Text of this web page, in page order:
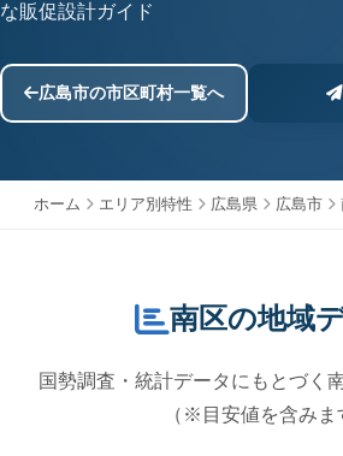
な販促設計ガイド
広島市の市区町村一覧へ
ホーム エリア別特性 広島県 広島市
南区の地域
国勢調査・統計データにもとづく
（※目安値を含みま